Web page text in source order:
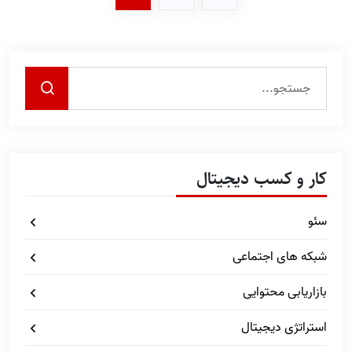
کار و کسب دیجیتال
سئو
شبکه های اجتماعی
بازاریابی محتوایی
استراتژی دیجیتال